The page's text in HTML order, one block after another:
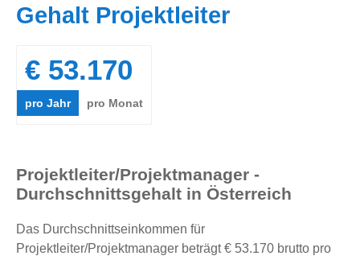
Gehalt Projektleiter
€ 53.170
pro Jahr pro Monat
Projektleiter/Projektmanager -
Durchschnittsgehalt in Österreich
Das Durchschnittseinkommen für
Projektleiter/Projektmanager beträgt € 53.170 brutto pro